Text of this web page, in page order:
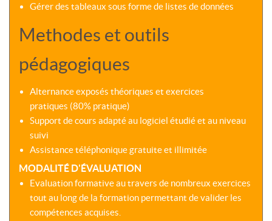
Gérer des tableaux sous forme de listes de données
Methodes et outils
pédagogiques
Alternance exposés théoriques et exercices
pratiques (80% pratique)
Support de cours adapté au logiciel étudié et au niveau
suivi
Assistance téléphonique gratuite et illimitée
MODALITÉ D'ÉVALUATION
Evaluation formative au travers de nombreux exercices
tout au long de la formation permettant de valider les
compétences acquises.